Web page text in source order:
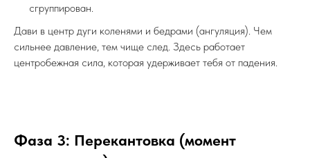
сгруппирован.
Дави в центр дуги коленями и бедрами (ангуляция). Чем
сильнее давление, тем чище след. Здесь работает
центробежная сила, которая удерживает тебя от падения.